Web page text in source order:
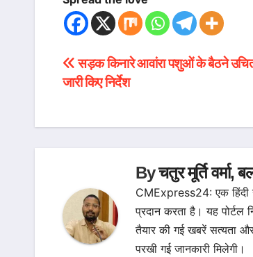
Post
navigation
सड़क किनारे आवांरा पशुओं के बैठने
जारी किए निर्देश
Byचतुर मूर्ति वर्मा,
CMExpress24: एक हिंदी
प्रदान करता है। यह पोर्टल
तैयार की गई खबरें सत्यता
परखी गई जानकारी मिलेगी।